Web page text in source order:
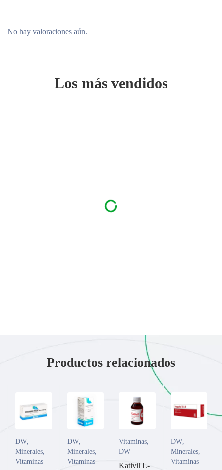
No hay valoraciones aún.
Los más vendidos
Productos relacionados
DW
Minerales
Vitaminas
DW,
Minerales,
Vitaminas
Vitaminas
DW
Kativil L-
DW,
Minerales,
Vitaminas